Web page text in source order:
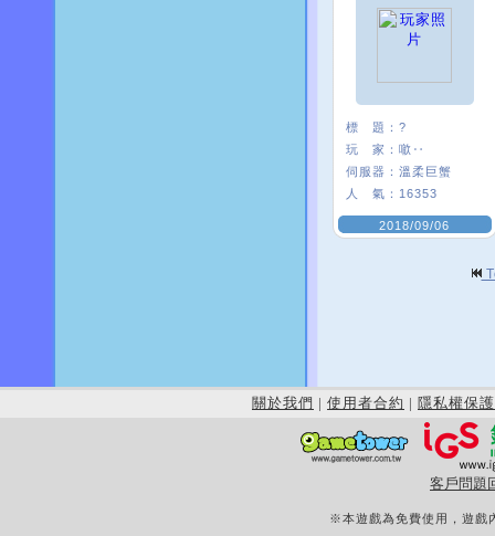
標 題： ?
玩 家： 噷‥
伺服器： 溫柔巨蟹
人 氣： 16353
2018/09/06
關於我們 | 使用者合約 | 隱私權保護
客戶問題
※本遊戲為免費使用，遊戲